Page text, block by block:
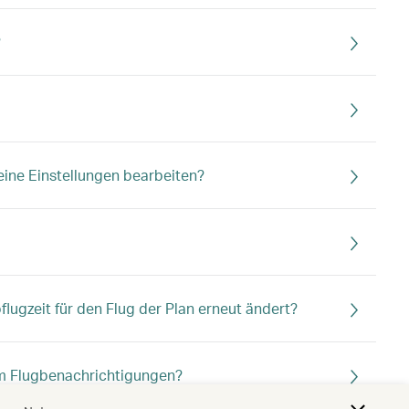
Einstellungen bearbeiten?
für den Flug der Plan erneut ändert?
Flugbenachrichtigungen?